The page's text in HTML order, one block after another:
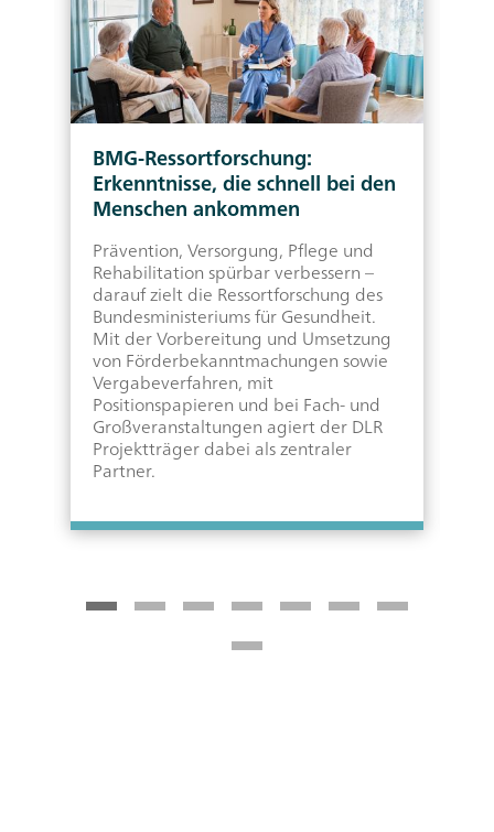
BMG-Ressortforschung:
Erkenntnisse, die schnell bei den
Menschen ankommen
Prävention, Versorgung, Pflege und
Rehabilitation spürbar verbessern –
darauf zielt die Ressortforschung des
Bundesministeriums für Gesundheit.
Mit der Vorbereitung und Umsetzung
von Förderbekanntmachungen sowie
Vergabeverfahren, mit
Positionspapieren und bei Fach- und
Großveranstaltungen agiert der DLR
Projektträger dabei als zentraler
Partner.